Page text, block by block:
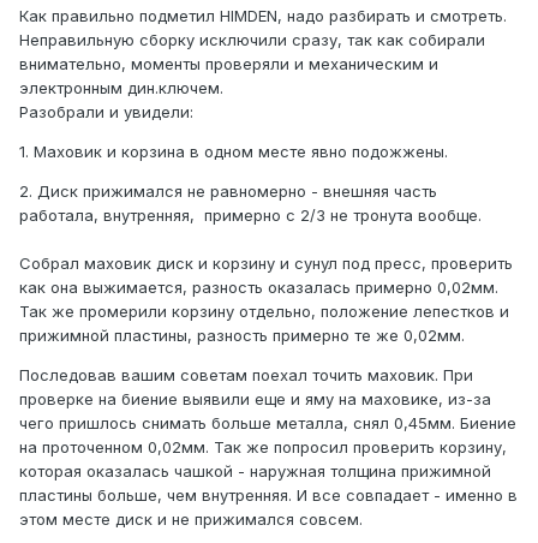
плавно. Но через 10-15 км все вернулось в изначальную
точку.
Может кто сталкивался с подобным, или подскажет
какие мысли?
Как правильно подметил HIMDEN, надо разбирать и смотреть.
Неправильную сборку исключили сразу, так как собирали
внимательно, моменты проверяли и механическим и
электронным дин.ключем.
Разобрали и увидели:
1. Маховик и корзина в одном месте явно подожжены.
2. Диск прижимался не равномерно - внешняя часть
работала, внутренняя, примерно с 2/3 не тронута вообще.
Собрал маховик диск и корзину и сунул под пресс, проверить
как она выжимается, разность оказалась примерно 0,02мм.
Так же промерили корзину отдельно, положение лепестков и
прижимной пластины, разность примерно те же 0,02мм.
Последовав вашим советам поехал точить маховик. При
проверке на биение выявили еще и яму на маховике, из-за
чего пришлось снимать больше металла, снял 0,45мм. Биение
на проточенном 0,02мм. Так же попросил проверить корзину,
которая оказалась чашкой - наружная толщина прижимной
пластины больше, чем внутренняя. И все совпадает - именно в
этом месте диск и не прижимался совсем.